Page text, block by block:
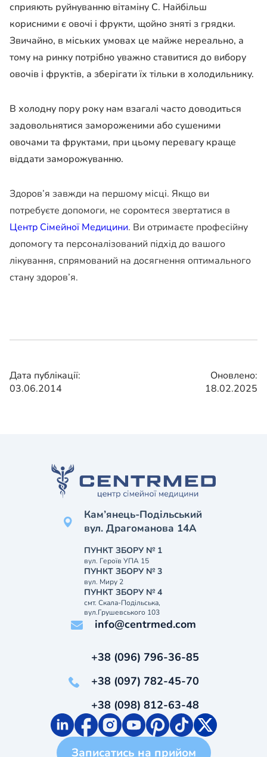
сприяють руйнуванню вітаміну С. Найбільш
корисними є овочі і фрукти, щойно зняті з грядки.
Звичайно, в міських умовах це майже нереально, а
тому на ринку потрібно уважно ставитися до вибору
овочів і фруктів, а зберігати їх тільки в холодильнику.
В холодну пору року нам взагалі часто доводиться
задовольнятися замороженими або сушеними
овочами та фруктами, при цьому перевагу краще
віддати заморожуванню.
Здоров’я завжди на першому місці. Якщо ви
потребуєте допомоги, не соромтеся звертатися в
Центр Сімейної Медицини. Ви отримаєте професійну
допомогу та персоналізований підхід до вашого
лікування, спрямований на досягнення оптимального
стану здоров’я.
Дата публікації:
03.06.2014
Оновлено:
18.02.2025
Кам’янець-Подільський
вул. Драгоманова 14А
ПУНКТ ЗБОРУ № 1
вул. Героїв УПА 15
ПУНКТ ЗБОРУ № 3
вул. Миру 2
ПУНКТ ЗБОРУ № 4
смт. Скала-Подільська,
вул.Грушевського 103
info@centrmed.com
+38 (096) 796-36-85
+38 (097) 782-45-70
+38 (098) 812-63-48
Записатись на прийом